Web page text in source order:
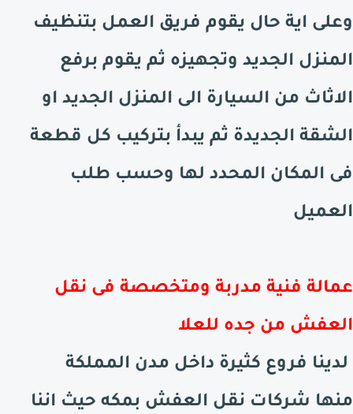
وعلى اية حال يقوم فريق العمل بتنظيف
المنزل الجديد وتجهيزه ثم يقوم برفع
الاثاث من السيارة الى المنزل الجديد او
الشقة الجديدة ثم يبدأ بتركيب كل قطعة
فى المكان المحدد لها وحسب طلب
العميل
عمالة فنية مدربة ومتخصصة فى نقل
العفش من جده للعلا
لدينا فروع كثيرة داخل مدن المملكة
منها شركات نقل العفش بمكه حيث اننا